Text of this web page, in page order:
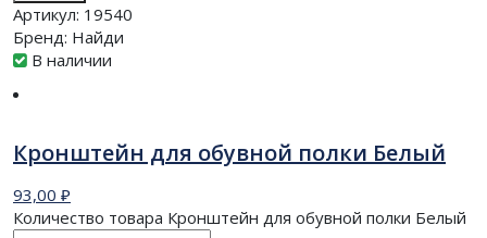
Артикул: 19540
Бренд: Найди
В наличии
Кронштейн для обувной полки Белый
93,00 ₽
Количество товара Кронштейн для обувной полки Белый